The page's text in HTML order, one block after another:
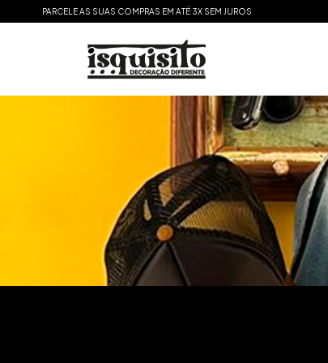
PARCELE AS SUAS COMPRAS EM ATÉ 3X SEM JUROS